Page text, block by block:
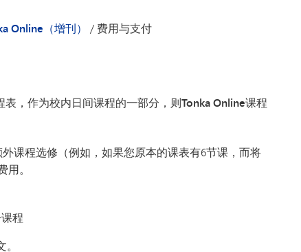
Online（增刊） / 费用与支付
表，作为校内日间课程的一部分 ，则Tonka Online课程
课程选修（例如，如果您原本的课表有6节课，而将
。
程